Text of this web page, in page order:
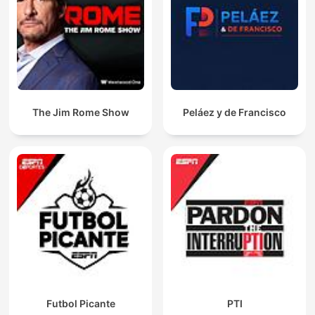
The Jim Rome Show Peláez y de Francisco
Futbol Picante PTI